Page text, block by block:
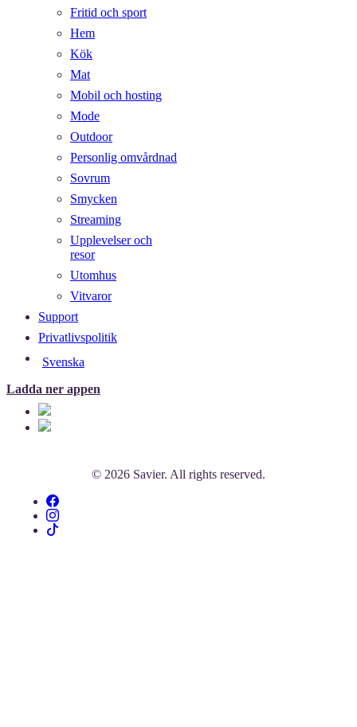
Fritid och sport
Hem
Kök
Mat
Mobil och hosting
Mode
Outdoor
Personlig omvårdnad
Sovrum
Smycken
Streaming
Upplevelser och
resor
Utomhus
Vitvaror
Support
Privatlivspolitik
Svenska
Ladda ner appen
© 2026 Savier. All rights reserved.